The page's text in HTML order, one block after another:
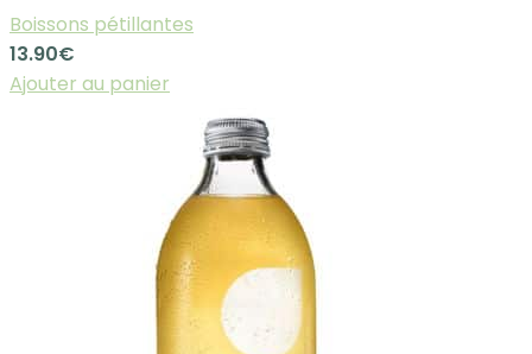
Boissons pétillantes
13.90€
Ajouter au panier